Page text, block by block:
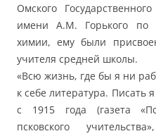
Омского
имени А.М. Горького по
химии, ему были
учителя средней школы.
«Всю жизнь, где бы я ни
к себе литература. Писать
с 1915 года (газета
псковского